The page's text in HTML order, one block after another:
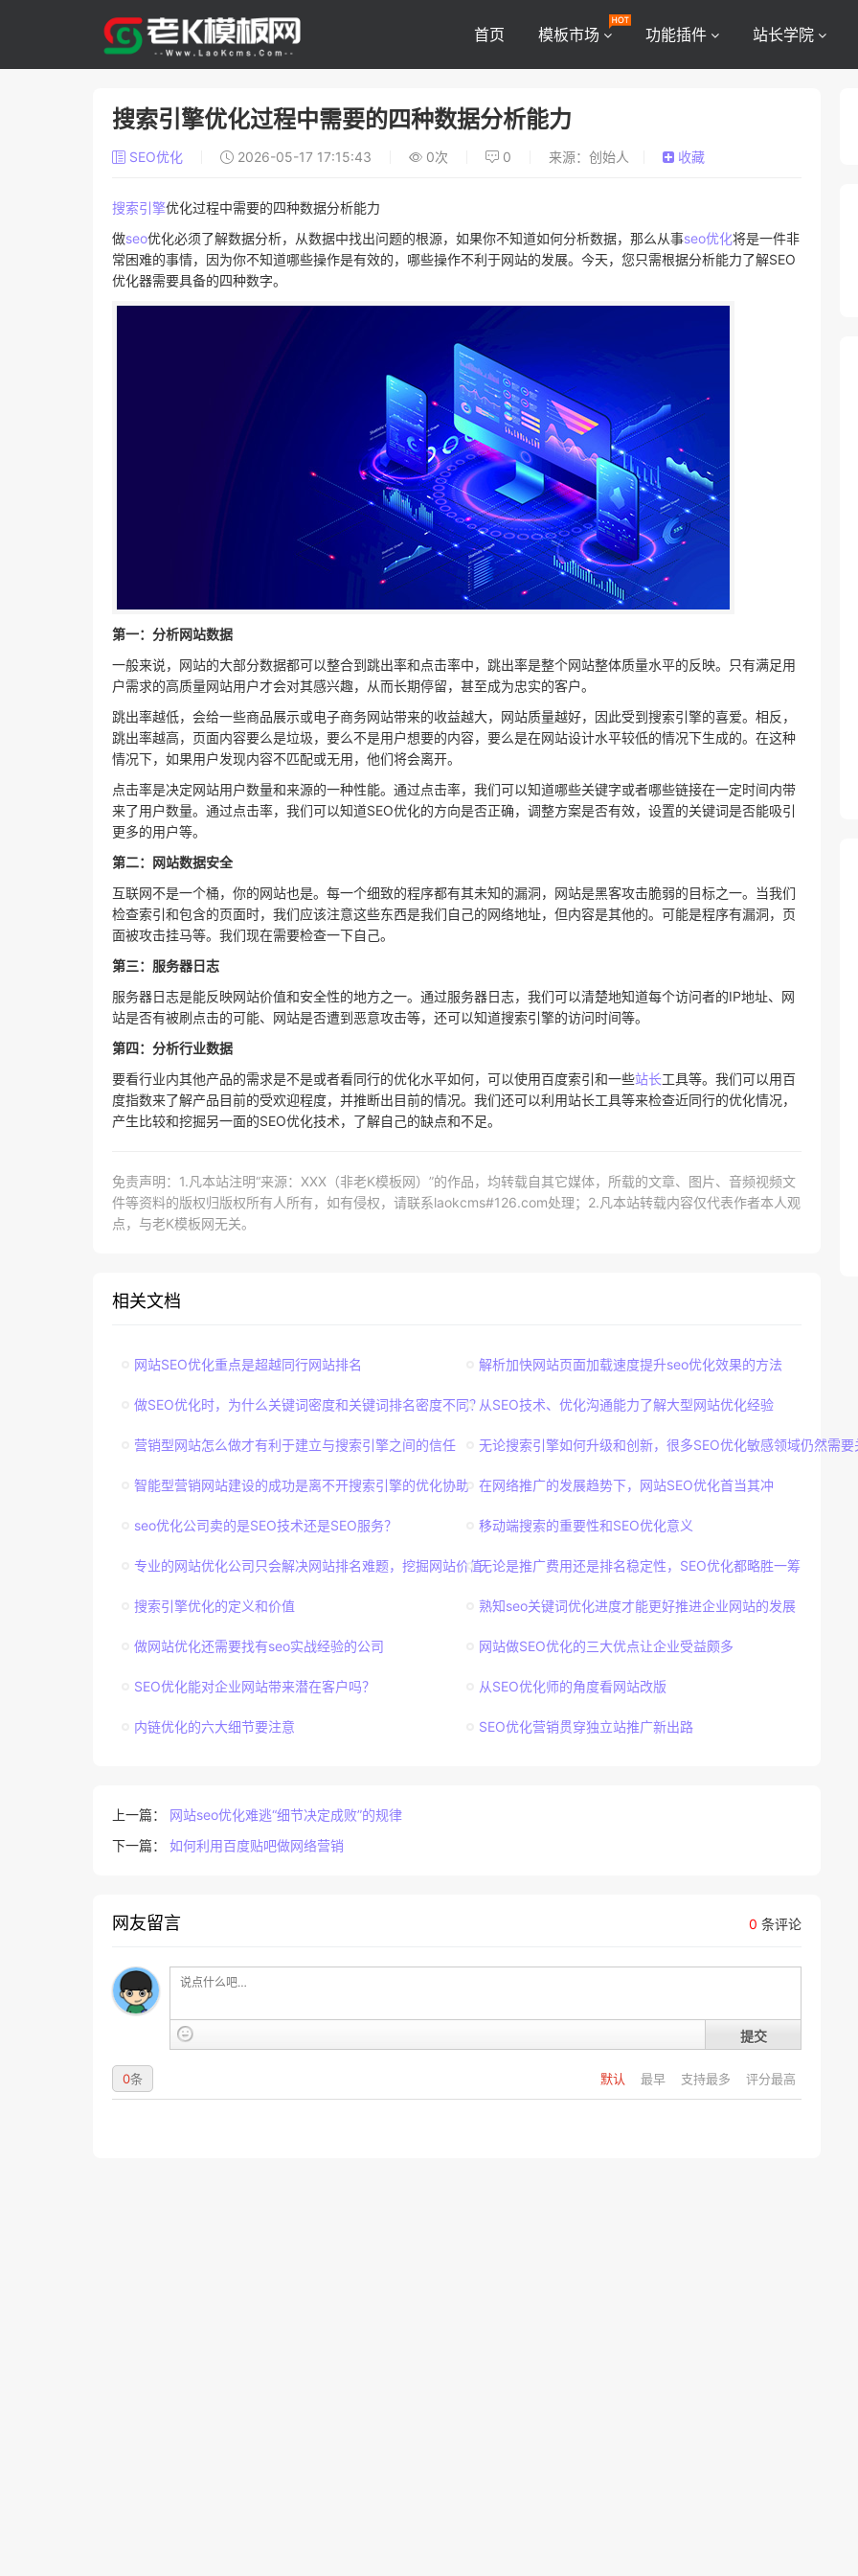
首页 模板市场 功能插件 站长学院
搜索引擎优化过程中需要的四种数据分析能力
SEO优化 2026-05-17 17:15:43 0次 0 来源：创始人 收藏
搜索引擎优化过程中需要的四种数据分析能力
做seo优化必须了解数据分析，从数据中找出问题的根源，如果你不知道如何分析数据，那么从事seo优化将是一件非
常困难的事情，因为你不知道哪些操作是有效的，哪些操作不利于网站的发展。今天，您只需根据分析能力了解SEO
优化器需要具备的四种数字。
第一：分析网站数据
一般来说，网站的大部分数据都可以整合到跳出率和点击率中，跳出率是整个网站整体质量水平的反映。只有满足用
户需求的高质量网站用户才会对其感兴趣，从而长期停留，甚至成为忠实的客户。
跳出率越低，会给一些商品展示或电子商务网站带来的收益越大，网站质量越好，因此受到搜索引擎的喜爱。相反，
跳出率越高，页面内容要么是垃圾，要么不是用户想要的内容，要么是在网站设计水平较低的情况下生成的。在这种
情况下，如果用户发现内容不匹配或无用，他们将会离开。
点击率是决定网站用户数量和来源的一种性能。通过点击率，我们可以知道哪些关键字或者哪些链接在一定时间内带
来了用户数量。通过点击率，我们可以知道SEO优化的方向是否正确，调整方案是否有效，设置的关键词是否能吸引
更多的用户等。
第二：网站数据安全
互联网不是一个桶，你的网站也是。每一个细致的程序都有其未知的漏洞，网站是黑客攻击脆弱的目标之一。当我们
检查索引和包含的页面时，我们应该注意这些东西是我们自己的网络地址，但内容是其他的。可能是程序有漏洞，页
面被攻击挂马等。我们现在需要检查一下自己。
第三：服务器日志
服务器日志是能反映网站价值和安全性的地方之一。通过服务器日志，我们可以清楚地知道每个访问者的IP地址、网
站是否有被刷点击的可能、网站是否遭到恶意攻击等，还可以知道搜索引擎的访问时间等。
第四：分析行业数据
要看行业内其他产品的需求是不是或者看同行的优化水平如何，可以使用百度索引和一些站长工具等。我们可以用百
度指数来了解产品目前的受欢迎程度，并推断出目前的情况。我们还可以利用站长工具等来检查近同行的优化情况，
产生比较和挖掘另一面的SEO优化技术，了解自己的缺点和不足。
免责声明：1.凡本站注明“来源：XXX（非老K模板网）”的作品，均转载自其它媒体，所载的文章、图片、音频视频文
件等资料的版权归版权所有人所有，如有侵权，请联系laokcms#126.com处理；2.凡本站转载内容仅代表作者本人观
点，与老K模板网无关。
相关文档
网站SEO优化重点是超越同行网站排名 解析加快网站页面加载速度提升seo优化效果的方法
做SEO优化时，为什么关键词密度和关键词排名密度不同？从SEO技术、优化沟通能力了解大型网站优化经验
营销型网站怎么做才有利于建立与搜索引擎之间的信任 无论搜索引擎如何升级和创新，很多SEO优化敏感领域仍然需要
智能型营销网站建设的成功是离不开搜索引擎的优化协助 在网络推广的发展趋势下，网站SEO优化首当其冲
seo优化公司卖的是SEO技术还是SEO服务？ 移动端搜索的重要性和SEO优化意义
专业的网站优化公司只会解决网站排名难题，挖掘网站价值无论是推广费用还是排名稳定性，SEO优化都略胜一筹
搜索引擎优化的定义和价值 熟知seo关键词优化进度才能更好推进企业网站的发展
做网站优化还需要找有seo实战经验的公司 网站做SEO优化的三大优点让企业受益颇多
SEO优化能对企业网站带来潜在客户吗？ 从SEO优化师的角度看网站改版
内链优化的六大细节要注意 SEO优化营销贯穿独立站推广新出路
上一篇： 网站seo优化难逃“细节决定成败”的规律
下一篇： 如何利用百度贴吧做网络营销
0 条评论
网友留言
提交
默认 最早 支持最多 评分最高
0条